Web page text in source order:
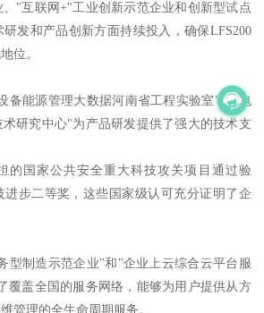
"互联网+"工业创新示范企业和创新型试点
发和产品创新方面持续投入，确保LFS200
位。
备能源管理大数据河南省工程实验室"和"电
研究中心"为产品研发提供了强大的技术支
的国家公共安全重大科技攻关项目通过验
步二等奖，这些国家级认可充分证明了企
型制造示范企业"和"企业上云综合云平台服
覆盖全国的服务网络，能够为用户提供从方
管理的全生命周期服务。